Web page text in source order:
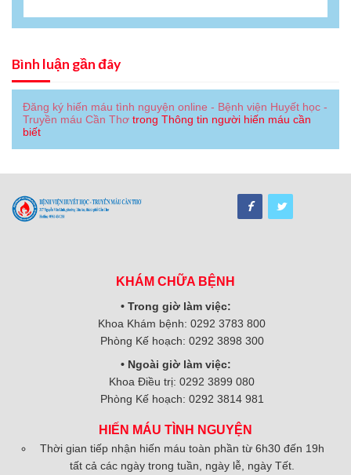
Bình luận gần đây
Đăng ký hiến máu tình nguyện online - Bệnh viện Huyết học -
Truyền máu Cần Thơ trong Thông tin người hiến máu cần
biết
KHÁM CHỮA BỆNH
• Trong giờ làm việc:
Khoa Khám bệnh: 0292 3783 800
Phòng Kế hoạch: 0292 3898 300
• Ngoài giờ làm việc:
Khoa Điều trị: 0292 3899 080
Phòng Kế hoạch: 0292 3814 981
HIẾN MÁU TÌNH NGUYỆN
Thời gian tiếp nhận hiến máu toàn phần từ 6h30 đến 19h
tất cả các ngày trong tuần, ngày lễ, ngày Tết.